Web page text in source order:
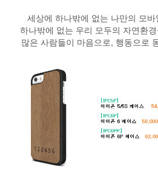
세상에 하나밖에 없는 나만의 모
하나밖에 없는 우리 모두의 자연환
많은 사람들이 마음으로, 행동으로